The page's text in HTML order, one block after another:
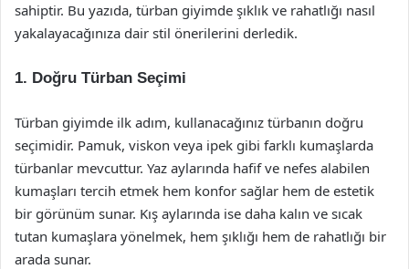
sahiptir. Bu yazıda, türban giyimde şıklık ve rahatlığı nasıl
yakalayacağınıza dair stil önerilerini derledik.
1. Doğru Türban Seçimi
Türban giyimde ilk adım, kullanacağınız türbanın doğru
seçimidir. Pamuk, viskon veya ipek gibi farklı kumaşlarda
türbanlar mevcuttur. Yaz aylarında hafif ve nefes alabilen
kumaşları tercih etmek hem konfor sağlar hem de estetik
bir görünüm sunar. Kış aylarında ise daha kalın ve sıcak
tutan kumaşlara yönelmek, hem şıklığı hem de rahatlığı bir
arada sunar.